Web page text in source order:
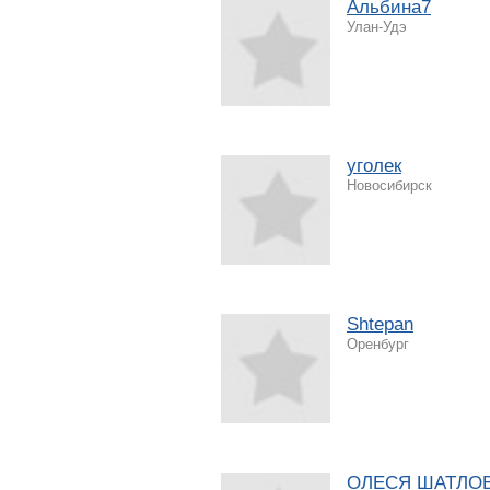
Альбина7
Улан-Удэ
уголек
Новосибирск
Shtepan
Оренбург
ОЛЕСЯ